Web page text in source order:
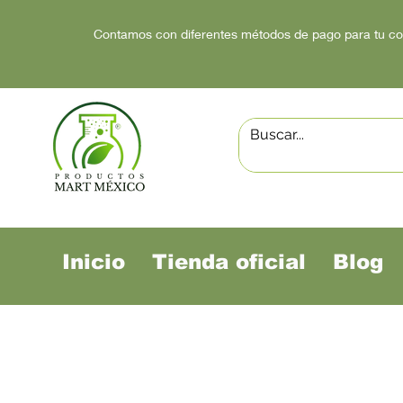
Contamos con diferentes métodos de pago para tu
Inicio Tienda oficial Blog